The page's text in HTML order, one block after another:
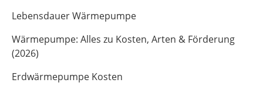
Lebensdauer Wärmepumpe
Wärmepumpe: Alles zu Kosten, Arten & Förderung
(2026)
Erdwärmepumpe Kosten